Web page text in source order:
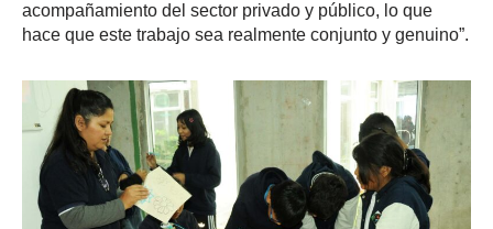
acompañamiento del sector privado y público, lo que
hace que este trabajo sea realmente conjunto y genuino”.